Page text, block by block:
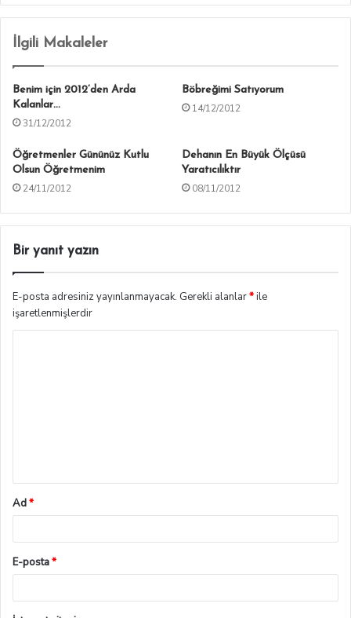
İlgili Makaleler
Benim için 2012’den Arda
Kalanlar…
31/12/2012
Böbreğimi Satıyorum
14/12/2012
Öğretmenler Gününüz Kutlu
Olsun Öğretmenim
24/11/2012
Dehanın En Büyük Ölçüsü
Yaratıcılıktır
08/11/2012
Bir yanıt yazın
E-posta adresiniz yayınlanmayacak. Gerekli alanlar*ile
işaretlenmişlerdir
Ad*
E-posta*